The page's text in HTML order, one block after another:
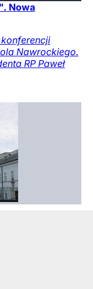
Nowa
konferencji
Nawrockiego.
RP Paweł